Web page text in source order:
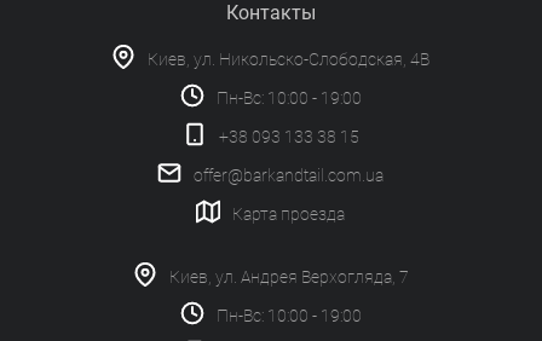
Контакты
Киев, ул. Никольско-Слободская, 4В
Пн-Вс: 10:00 - 19:00
+38 093 133 38 15
offer@barkandtail.com.ua
Карта проезда
Киев, ул. Андрея Верхогляда, 7
Пн-Вс: 10:00 - 19:00